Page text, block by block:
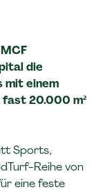
die
mit einem
20.000 m²
Sports,
Reihe von
eine feste